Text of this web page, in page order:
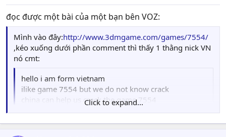
đọc được một bài của một bạn bên VOZ:
Mình vào đây:http://www.3dmgame.com/games/7554/
,kéo xuống dưới phần comment thì thấy 1 thằng nick VN
nó cmt:
hello i am form vietnam
ilike game 7554 but we do not know crack
china can help us crack the game 7554
Click to expand...
Click to expand...